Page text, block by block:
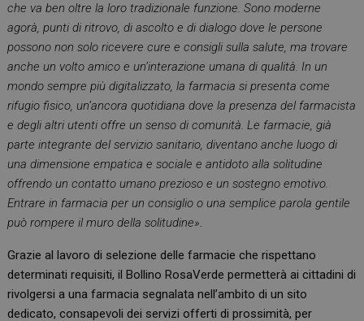
che va ben oltre la loro tradizionale funzione. Sono moderne
agorà, punti di ritrovo, di ascolto e di dialogo dove le persone
possono non solo ricevere cure e consigli sulla salute, ma trovare
anche un volto amico e un’interazione umana di qualità. In un
mondo sempre più digitalizzato, la farmacia si presenta come
rifugio fisico, un’ancora quotidiana dove la presenza del farmacista
e degli altri utenti offre un senso di comunità. Le farmacie, già
parte integrante del servizio sanitario, diventano anche luogo di
una dimensione empatica e sociale e antidoto alla solitudine
offrendo un contatto umano prezioso e un sostegno emotivo.
Entrare in farmacia per un consiglio o una semplice parola gentile
può rompere il muro della solitudine».
Grazie al lavoro di selezione delle farmacie che rispettano
determinati requisiti, il Bollino RosaVerde permetterà ai cittadini di
rivolgersi a una farmacia segnalata nell’ambito di un sito
dedicato, consapevoli dei servizi offerti di prossimità, per